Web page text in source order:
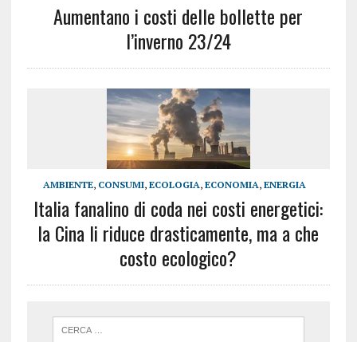
Aumentano i costi delle bollette per
l’inverno 23/24
AMBIENTE, CONSUMI, ECOLOGIA, ECONOMIA, ENERGIA
Italia fanalino di coda nei costi energetici:
la Cina li riduce drasticamente, ma a che
costo ecologico?